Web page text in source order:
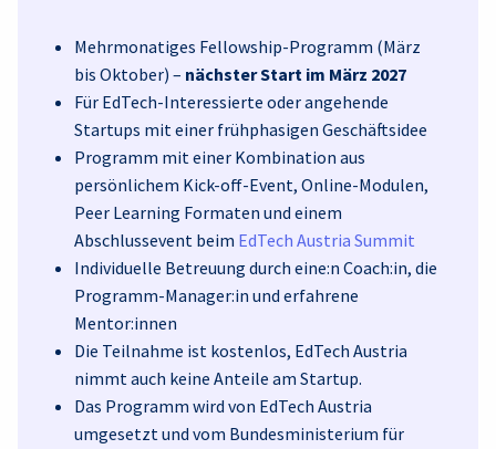
Mehrmonatiges Fellowship-Programm (März
bis Oktober) – nächster Start im März 2027
Für EdTech-Interessierte oder angehende
Startups mit einer frühphasigen Geschäftsidee
Programm mit einer Kombination aus
persönlichem Kick-off-Event, Online-Modulen,
Peer Learning Formaten und einem
Abschlussevent beim EdTech Austria Summit
Individuelle Betreuung durch eine:n Coach:in, die
Programm-Manager:in und erfahrene
Mentor:innen
Die Teilnahme ist kostenlos, EdTech Austria
nimmt auch keine Anteile am Startup.
Das Programm wird von EdTech Austria
umgesetzt und vom Bundesministerium für